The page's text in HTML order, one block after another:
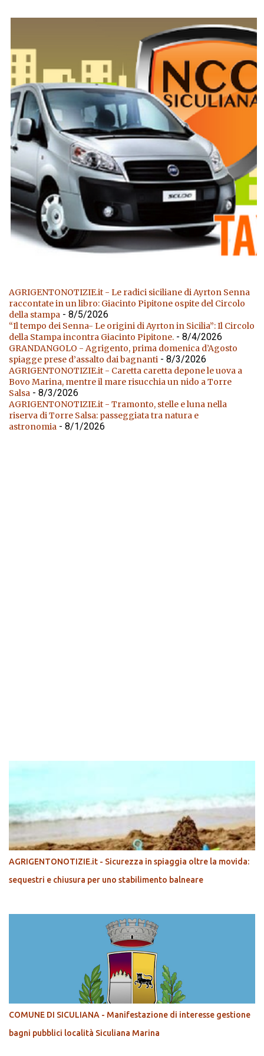
AGRIGENTONOTIZIE.it - Le radici siciliane di Ayrton Senna
raccontate in un libro: Giacinto Pipitone ospite del Circolo
della stampa - 8/5/2026
“Il tempo dei Senna- Le origini di Ayrton in Sicilia”: Il Circolo
della Stampa incontra Giacinto Pipitone. - 8/4/2026
GRANDANGOLO - Agrigento, prima domenica d’Agosto
spiagge prese d’assalto dai bagnanti - 8/3/2026
AGRIGENTONOTIZIE.it - Caretta caretta depone le uova a
Bovo Marina, mentre il mare risucchia un nido a Torre
Salsa - 8/3/2026
AGRIGENTONOTIZIE.it - Tramonto, stelle e luna nella
riserva di Torre Salsa: passeggiata tra natura e
astronomia - 8/1/2026
AGRIGENTONOTIZIE.it - Sicurezza in spiaggia oltre la movida:
sequestri e chiusura per uno stabilimento balneare
COMUNE DI SICULIANA - Manifestazione di interesse gestione
bagni pubblici località Siculiana Marina